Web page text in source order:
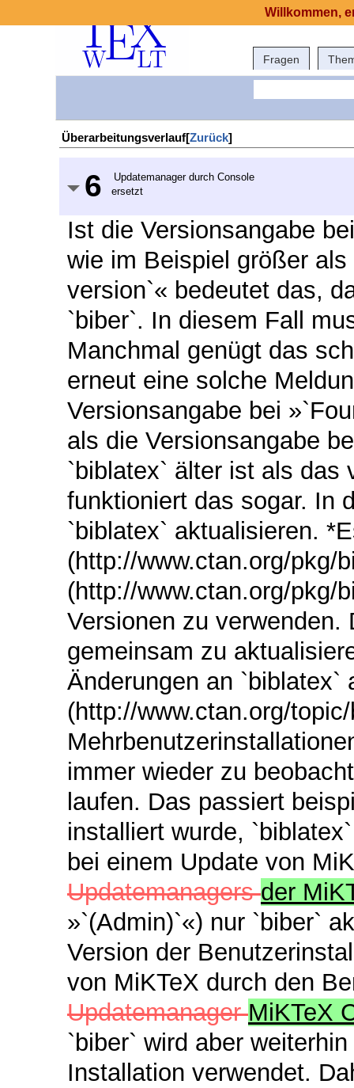
Fragen
Überarbeitungsverlauf[Zurück]
6
Updatemanager durch Console
ersetzt
Ist die Versionsangabe
wie im Beispiel größer
version`« bedeutet das,
`biber`. In diesem Fall
Manchmal genügt das
erneut eine solche
Versionsangabe bei
als die Versionsangabe
`biblatex` älter ist als das
funktioniert das sogar. In
`biblatex` aktualisieren.
(http://www.ctan.org/pkg/
(http://www.ctan.org/pkg/
Versionen zu
gemeinsam zu
Änderungen an `biblatex`
(http://www.ctan.org/
immer wieder zu
laufen. Das passiert
installiert wurde,
bei einem Update von
Updatemanagersder
»`(Admin)`«) nur `biber`
Version der
von MiKTeX durch den
UpdatemanagerMiKTeX
`biber` wird aber
Installation verwendet.
Willkommen,